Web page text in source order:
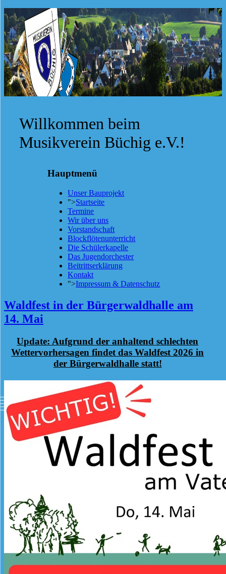
Willkommen beim
Musikverein Büchig e.V.!
Hauptmenü
Unser Bauprojekt
">Startseite
Termine
Wir über uns
Vorstandschaft
Blockflötenunterricht
Die Schülerkapelle
Das Jugendorchester
Beitrittserklärung
Kontakt
">Impressum & Datenschutz
Waldfest in der Bürgerwaldhalle am
14. Mai
Update: Aufgrund der anhaltend schlechten
Wettervorhersagen findet das Waldfest 2026 in
der Bürgerwaldhalle statt!